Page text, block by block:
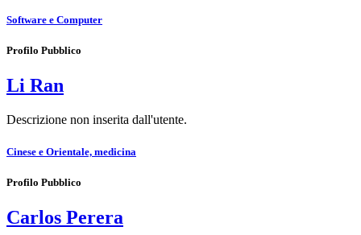
Software e Computer
Profilo Pubblico
Li Ran
Descrizione non inserita dall'utente.
Cinese e Orientale, medicina
Profilo Pubblico
Carlos Perera